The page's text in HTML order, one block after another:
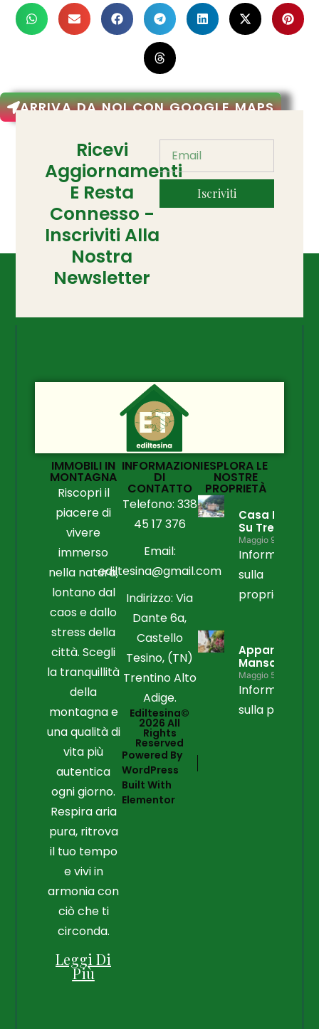
ARRIVA DA NOI CON GOOGLE MAPS
Ricevi
Aggiornamenti
E Resta
Connesso -
Inscriviti Alla
Nostra
Newsletter
Iscriviti
IMMOBILI IN
MONTAGNA
Riscopri il
piacere di
vivere
immerso
nella natura,
lontano dal
caos e dallo
stress della
città. Scegli
la tranquillità
della
montagna e
una qualità di
vita più
autentica
ogni giorno.
Respira aria
pura, ritrova
il tuo tempo
e vivi in
armonia con
ciò che ti
circonda.
Leggi Di
Più
INFORMAZIONI
DI
CONTATTO
Telefono: 338
45 17 376
Email:
ediltesina@gmail.com
Indirizzo: Via
Dante 6a,
Castello
Tesino, (TN)
Trentino Alto
Adige.
Ediltesina©
2026 All
Rights
Reserved
Powered By
WordPress
Built With
Elementor
ESPLORA LE
NOSTRE
PROPRIETÀ
Casa Libera
Su Tre Lati
Maggio 9, 2026
Informazioni
sulla
proprietà
Mansardato
Maggio 5, 2026
Informazioni
sulla